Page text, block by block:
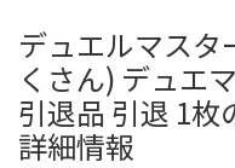
デュエルマスタ
くさん) デュエ
引退品 引退 1枚
詳細情報